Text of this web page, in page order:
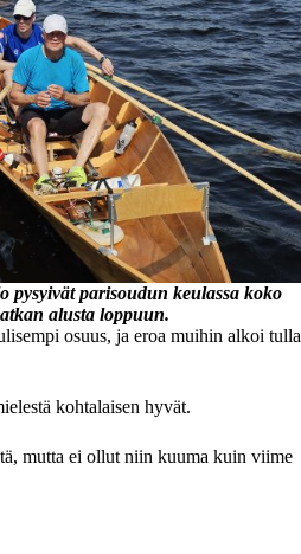
pysyivät parisoudun keulassa koko
alusta loppuun.
osuus, ja eroa muihin alkoi tulla
kohtalaisen hyvät.
mutta ei ollut niin kuuma kuin viime